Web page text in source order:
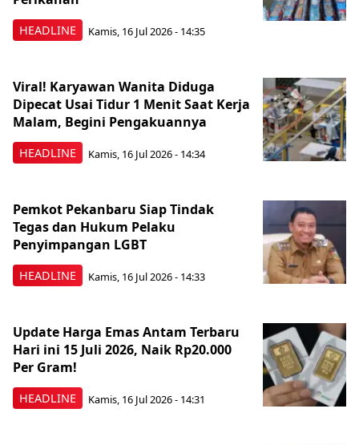
HEADLINE Kamis, 16 Jul 2026 - 14:35
HEADLINE
Viral! Karyawan Wanita Diduga
Dipecat Usai Tidur 1 Menit Saat Kerja
Malam, Begini Pengakuannya
Kamis, 16 Jul 2026 - 14:34
HEADLINE
Pemkot Pekanbaru Siap Tindak
Tegas dan Hukum Pelaku
Penyimpangan LGBT
Kamis, 16 Jul 2026 - 14:33
HEADLINE
Update Harga Emas Antam Terbaru
Hari ini 15 Juli 2026, Naik Rp20.000
Per Gram!
Kamis, 16 Jul 2026 - 14:31